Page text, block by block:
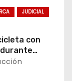
JUDICIAL
con
en